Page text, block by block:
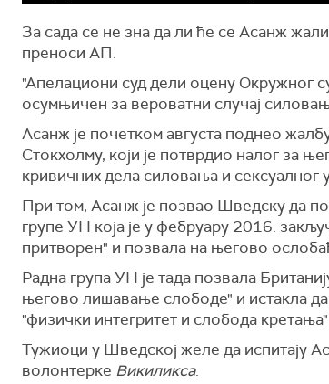
За сада се не зна да ли ће се Асанж
преноси АП.
"Апелациони суд дели оцену Окружног
осумњичен за вероватни случај
Асанж је почетком августа поднео
Стокхолму, који је потврдио налог за
кривичних дела силовања и
При том, Асанж је позвао Шведску да
групе УН која је у фебруару 2016.
притворен" и позвала на његово
Радна група УН је тада позвала
његово лишавање слободе" и истакла
"физички интегритет и слобода
Тужиоци у Шведској желе да испитају
волонтерке Викиликса.